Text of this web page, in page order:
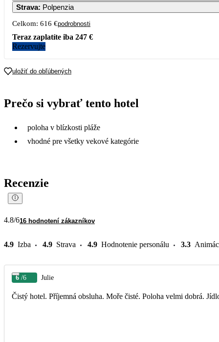
7 8 9 10 11
Strava: Polpenzia
Celkom: 616 €podrobnosti
Teraz zaplatíte iba 247 €
Rezervujte
uložiť do obľúbených
Prečo si vybrať tento hotel
poloha v blízkosti pláže
vhodné pre všetky vekové kategórie
Recenzie
4.8/616 hodnotení zákazníkov
4.9 Izba 4.9 Strava 4.9 Hodnotenie personálu 3.3
6 /6 Julie
Čistý hotel. Příjemná obsluha. Moře čisté. Poloha velmi dobrá.